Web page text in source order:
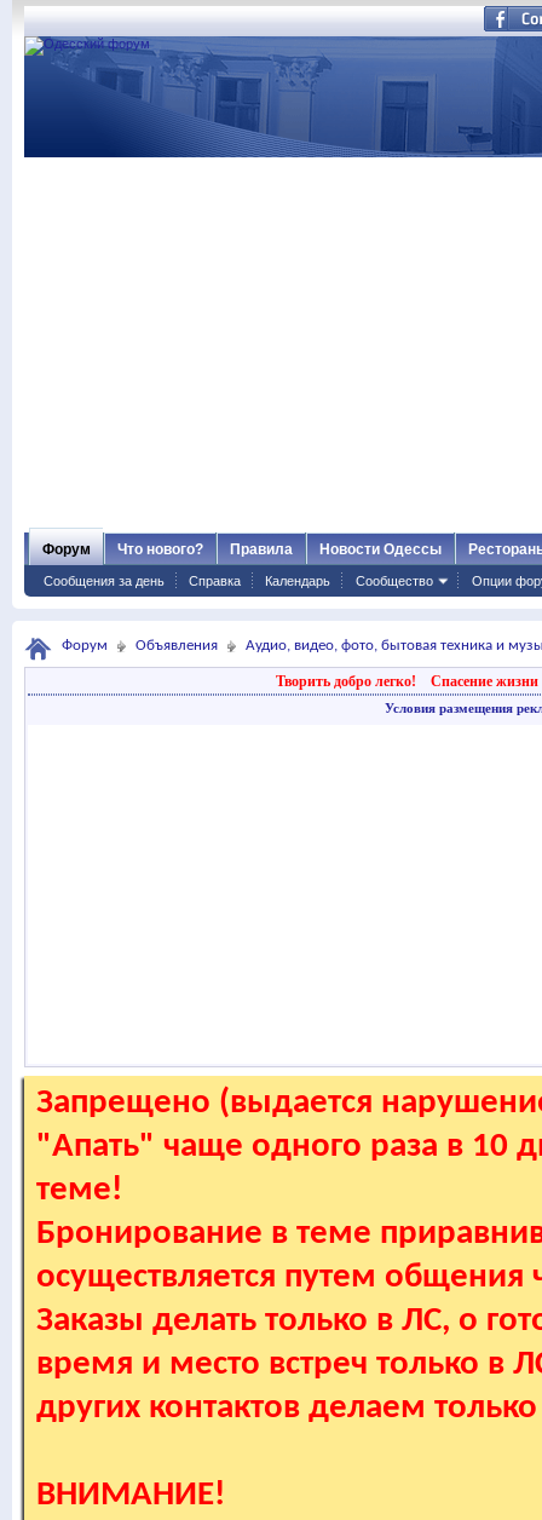
Форум
Сообщения за день Справка Календарь Сообщество Опции
Что нового? Правила Новости Одессы
Форум Объявления Аудио, видео, фото, бытовая техника и
Творить добро легко! Спасение жизни
Условия размещения
Запрещено (выдается
"Апать" чаще одного раза в 10
теме!
Бронирование в теме
осуществляется путем
Заказы делать только в ЛС, о
время и место встреч только в
других контактов делаем
ВНИМАНИЕ!